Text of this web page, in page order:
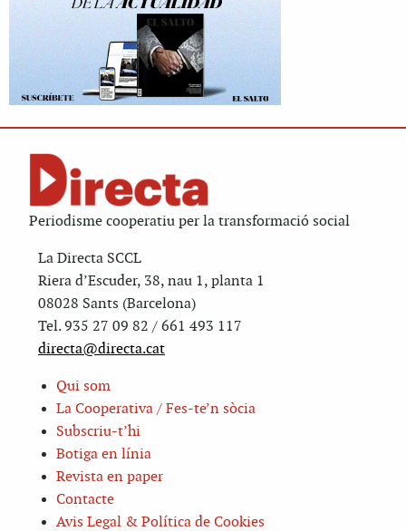
Periodisme cooperatiu per la transformació social
La Directa SCCL
Riera d’Escuder, 38, nau 1, planta 1
08028 Sants (Barcelona)
Tel. 935 27 09 82 / 661 493 117
directa@directa.cat
Qui som
La Cooperativa / Fes-te’n sòcia
Subscriu-t’hi
Botiga en línia
Revista en paper
Contacte
Avis Legal & Política de Cookies